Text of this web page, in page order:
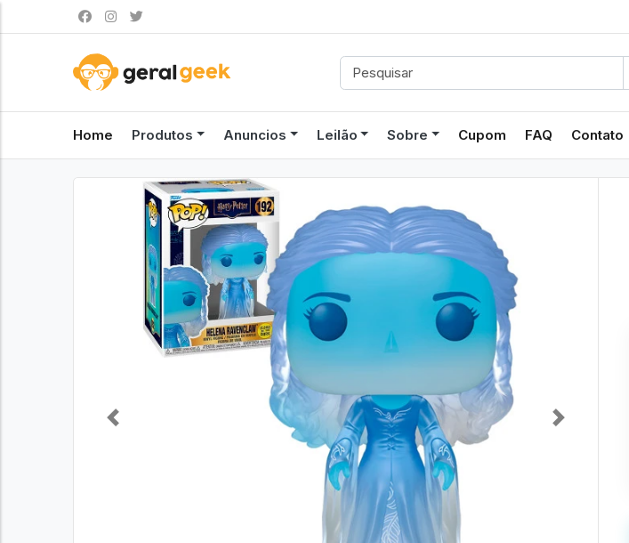
Home Produtos Anuncios Leilão Sobre Cupom FAQ Contato
Previous Next